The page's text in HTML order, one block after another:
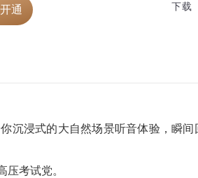
通 下载
沉浸式的大自然场景听音体验，瞬间
考试党。